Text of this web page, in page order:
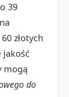
39
złotych
jakość
mogą
do